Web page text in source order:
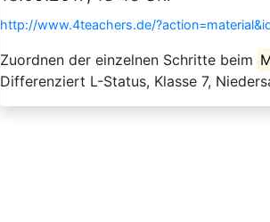
http://www.4teachers.de/
Zuordnen der einzelnen Schritte beim
Differenziert L-Status, Klasse 7,